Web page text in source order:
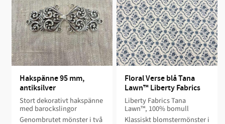
Hakspänne 95 mm,
antiksilver
Stort dekorativt hakspänne
med barockslingor
Genombrutet mönster i två
Floral Verse blå Tana
Lawn™ Liberty Fabrics
Liberty Fabrics Tana
Lawn™, 100% bomull
Klassiskt blomstermönster i